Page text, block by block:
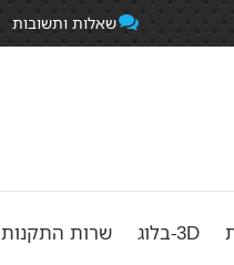
שאלות ותשובות
3D-בלוג שרות התקנות